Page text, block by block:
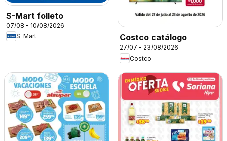
S-Mart folleto
07/08 - 10/08/2026
S-Mart
Costco catálogo
27/07 - 23/08/2026
Costco